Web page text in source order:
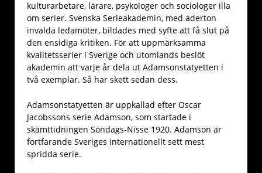
kulturarbetare, lärare, psykologer och sociologer illa
om serier. Svenska Serieakademin, med aderton
invalda ledamöter, bildades med syfte att få slut på
den ensidiga kritiken. För att uppmärksamma
kvalitetsserier i Sverige och utomlands beslöt
akademin att varje år dela ut Adamsonstatyetten i
två exemplar. Så har skett sedan dess.
Adamsonstatyetten är uppkallad efter Oscar
Jacobssons serie Adamson, som startade i
skämttidningen Söndags-Nisse 1920. Adamson är
fortfarande Sveriges internationellt sett mest
spridda serie.